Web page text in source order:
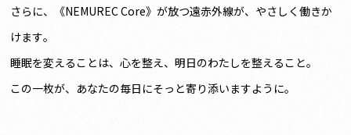
さらに、《NEMUREC Core》が放つ遠赤外線が、やさしく働きか
けます。
睡眠を変えることは、心を整え、明日のわたしを整えること。
この一枚が、あなたの毎日にそっと寄り添いますように。